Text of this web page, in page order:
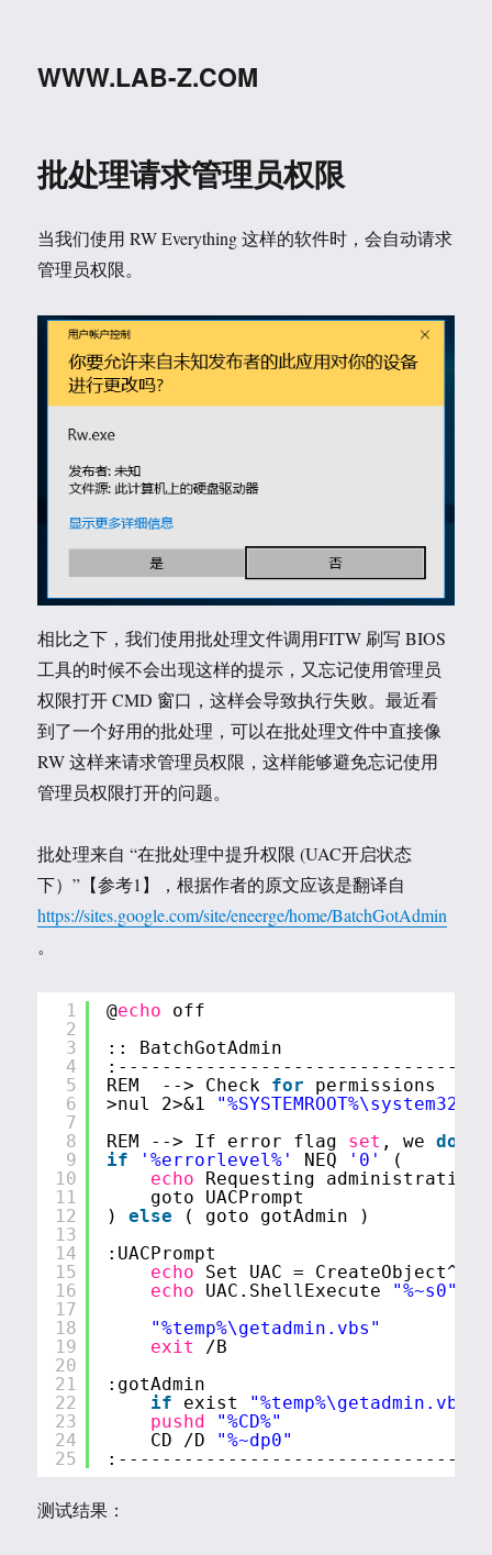
WWW.LAB-Z.COM
批处理请求管理员权限
当我们使用 RW Everything 这样的软件时，会自动请求
管理员权限。
相比之下，我们使用批处理文件调用FITW 刷写 BIOS
工具的时候不会出现这样的提示，又忘记使用管理员
权限打开 CMD 窗口，这样会导致执行失败。最近看
到了一个好用的批处理，可以在批处理文件中直接像
RW 这样来请求管理员权限，这样能够避免忘记使用
管理员权限打开的问题。
批处理来自 “在批处理中提升权限 (UAC开启状态
下）”【参考1】，根据作者的原文应该是翻译自
https://sites.google.com/site/eneerge/home/BatchGotAdmin
。
1
2
3
4
5
6
7
8
9
10
11
12
13
14
15
16
17
18
19
20
21
22
23
24
25
@echo
off
:: BatchGotAdmin
REM  --> Check for
permissions
>nul 2>&1
REM --> If error flag set , we do
if
'%errorlevel%' NEQ '0'
(
echo
Requesting
goto UACPrompt
) else
( goto gotAdmin )
:UACPrompt
echo
Set UAC = CreateObject^(
echo
UAC.ShellExecute "%~s0"
"%temp%\getadmin.vbs"
exit
/B
:gotAdmin
if
exist "%temp%\getadmin.vbs"
pushd
"%CD%"
CD /D
"%~dp0"
测试结果：